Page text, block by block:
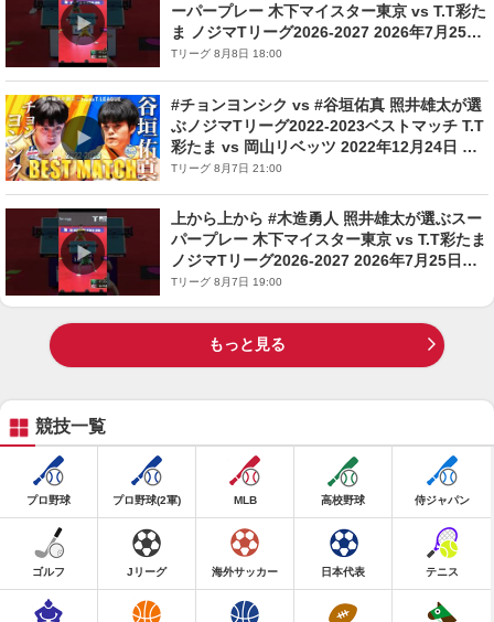
ーパープレー 木下マイスター東京 vs T.T彩た
ま ノジマTリーグ2026-2027 2026年7月25日
(土)新竹県立体育館 台湾【卓球 Tリーグ公
Tリーグ 8月8日 18:00
#チョンヨンシク vs #谷垣佑真 照井雄太が選
ぶノジマTリーグ2022-2023ベストマッチ T.T
彩たま vs 岡山リベッツ 2022年12月24日 和
光市民文化センター【卓球 Tリーグ公式】
Tリーグ 8月7日 21:00
上から上から #木造勇人 照井雄太が選ぶスー
パープレー 木下マイスター東京 vs T.T彩たま
ノジマTリーグ2026-2027 2026年7月25日
(土)新竹県立体育館 台湾【卓球 Tリーグ公
式】
Tリーグ 8月7日 19:00
もっと見る
競技一覧
プロ野球 プロ野球(2軍) MLB 高校野球 侍ジャパン
ゴルフ Jリーグ 海外サッカー 日本代表 テニス